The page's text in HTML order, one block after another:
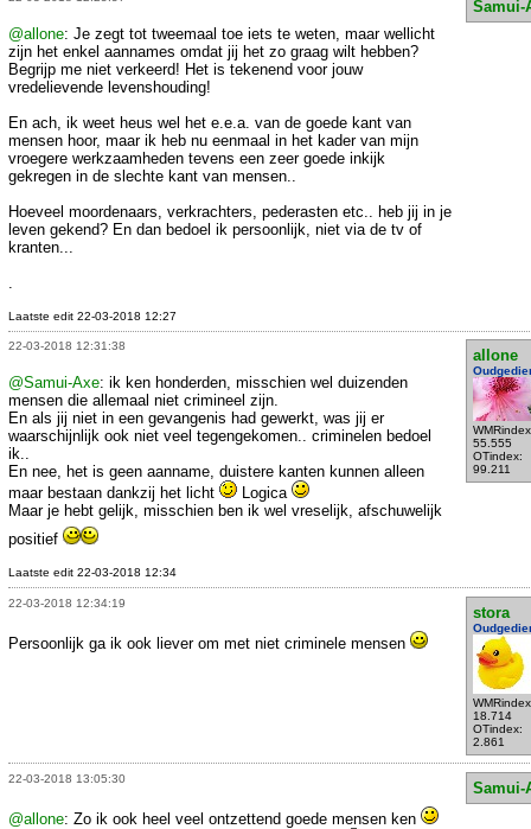
Samui-
@allone: Je zegt tot tweemaal toe iets te weten, maar wellicht
zijn het enkel aannames omdat jij het zo graag wilt hebben?
Begrijp me niet verkeerd! Het is tekenend voor jouw
vredelievende levenshouding!
En ach, ik weet heus wel het e.e.a. van de goede kant van
mensen hoor, maar ik heb nu eenmaal in het kader van mijn
vroegere werkzaamheden tevens een zeer goede inkijk
gekregen in de slechte kant van mensen..
Hoeveel moordenaars, verkrachters, pederasten etc.. heb jij in je
leven gekend? En dan bedoel ik persoonlijk, niet via de tv of
kranten...
.
Laatste edit 22-03-2018 12:27
22-03-2018 12:31:38
allone
55.555
OTindex:
99.211
@Samui-Axe: ik ken honderden, misschien wel duizenden
mensen die allemaal niet crimineel zijn.
En als jij niet in een gevangenis had gewerkt, was jij er
waarschijnlijk ook niet veel tegengekomen.. criminelen bedoel
ik..
En nee, het is geen aanname, duistere kanten kunnen alleen
maar bestaan dankzij het licht
Logica
Maar je hebt gelijk, misschien ben ik wel vreselijk, afschuwelijk
positief
Laatste edit 22-03-2018 12:34
22-03-2018 12:34:19
stora
18.714
OTindex:
2.861
Persoonlijk ga ik ook liever om met niet criminele mensen
22-03-2018 13:05:30
Samui-
@allone: Zo ik ook heel veel ontzettend goede mensen ken